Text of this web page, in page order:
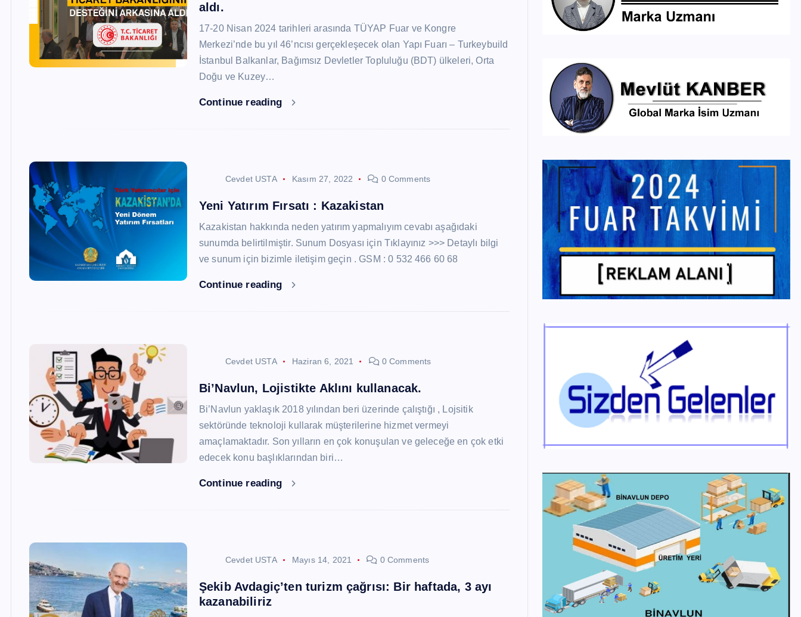
aldı.
17-20 Nisan 2024 tarihleri arasında TÜYAP Fuar ve Kongre
Merkezi’nde bu yıl 46’ncısı gerçekleşecek olan Yapı Fuarı – Turkeybuild
İstanbul Balkanlar, Bağımsız Devletler Topluluğu (BDT) ülkeleri, Orta
Doğu ve Kuzey…
Continue reading
Cevdet USTA Kasım 27, 2022 0 Comments
Yeni Yatırım Fırsatı : Kazakistan
Kazakistan hakkında neden yatırım yapmalıyım cevabı aşağıdaki
sunumda belirtilmiştir. Sunum Dosyası için Tıklayınız >>> Detaylı bilgi
ve sunum için bizimle iletişim geçin . GSM : 0 532 466 60 68
Continue reading
Cevdet USTA Haziran 6, 2021 0 Comments
Bi’Navlun, Lojistikte Aklını kullanacak.
Bi’Navlun yaklaşık 2018 yılından beri üzerinde çalıştığı , Lojsitik
sektöründe teknoloji kullarak müşterilerine hizmet vermeyi
amaçlamaktadır. Son yılların en çok konuşulan ve geleceğe en çok etki
edecek konu başlıklarından biri…
Continue reading
Cevdet USTA Mayıs 14, 2021 0 Comments
Şekib Avdagiç’ten turizm çağrısı: Bir haftada, 3 ayı
kazanabiliriz